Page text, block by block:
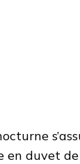
en duvet